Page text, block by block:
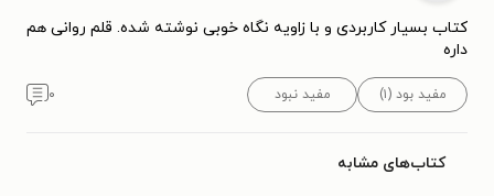
کتاب بسیار کاربردی و با زاویه نگاه خوبی نوشته شده. قلم روانی هم
داره
مفید بود (۱) مفید نبود ۰
کتاب‌های مشابه